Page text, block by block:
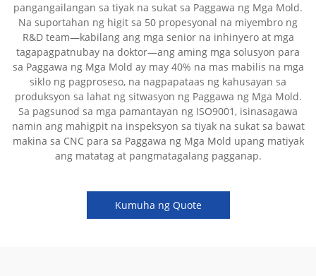
pangangailangan sa tiyak na sukat sa Paggawa ng Mga Mold.
Na suportahan ng higit sa 50 propesyonal na miyembro ng
R&D team—kabilang ang mga senior na inhinyero at mga
tagapagpatnubay na doktor—ang aming mga solusyon para
sa Paggawa ng Mga Mold ay may 40% na mas mabilis na mga
siklo ng pagproseso, na nagpapataas ng kahusayan sa
produksyon sa lahat ng sitwasyon ng Paggawa ng Mga Mold.
Sa pagsunod sa mga pamantayan ng ISO9001, isinasagawa
namin ang mahigpit na inspeksyon sa tiyak na sukat sa bawat
makina sa CNC para sa Paggawa ng Mga Mold upang matiyak
ang matatag at pangmatagalang pagganap.
Kumuha ng Quote